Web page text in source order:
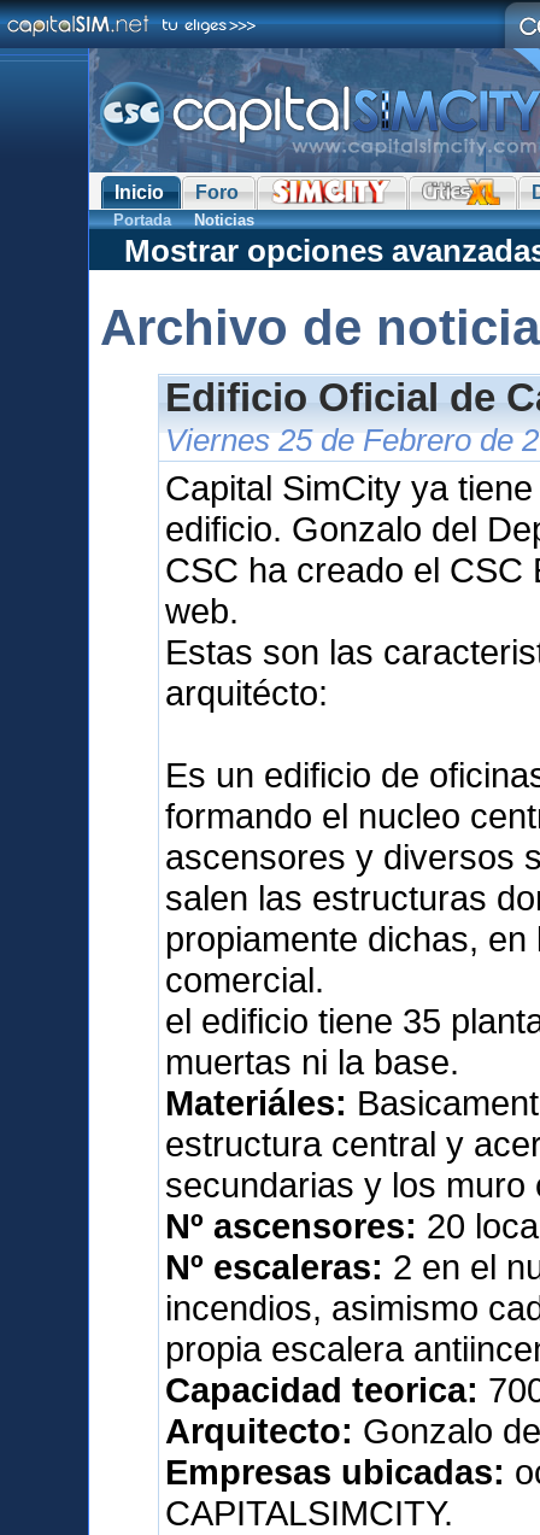
Inicio Foro
Portada Noticias
Mostrar opciones
Archivo de
Edificio Oficial de
Viernes 25 de Febrero de
Capital SimCity ya
edificio. Gonzalo del
CSC ha creado el CSC
web.
Estas son las
arquitécto:
Es un edificio de
formando el nucleo
ascensores y diversos
salen las estructuras
propiamente dichas,
comercial.
el edificio tiene 35
muertas ni la base.
Materiáles:
estructura central y
secundarias y los muro
Nº ascensores: 20
Nº escaleras: 2 en el
incendios, asimismo
propia escalera
Capacidad teorica:
Arquitecto: Gonzalo
Empresas ubicadas:
CAPITALSIMCITY.